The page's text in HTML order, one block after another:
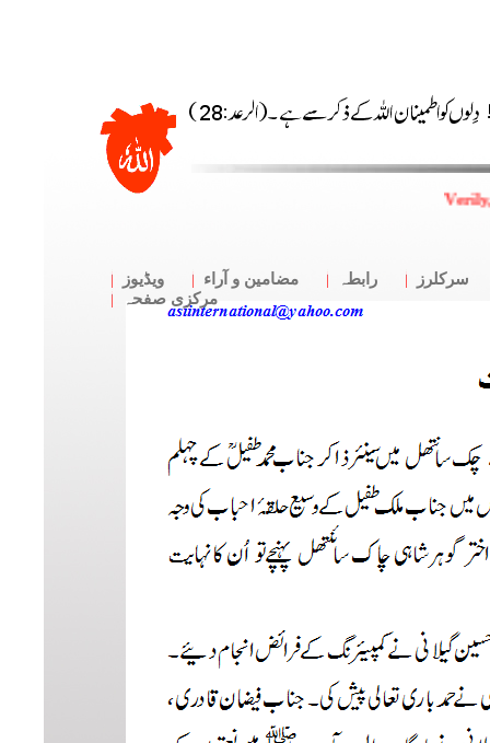
سرکلرز رابطہ مضامین و آراء
ویڈیوز
مرکزی صفحہ